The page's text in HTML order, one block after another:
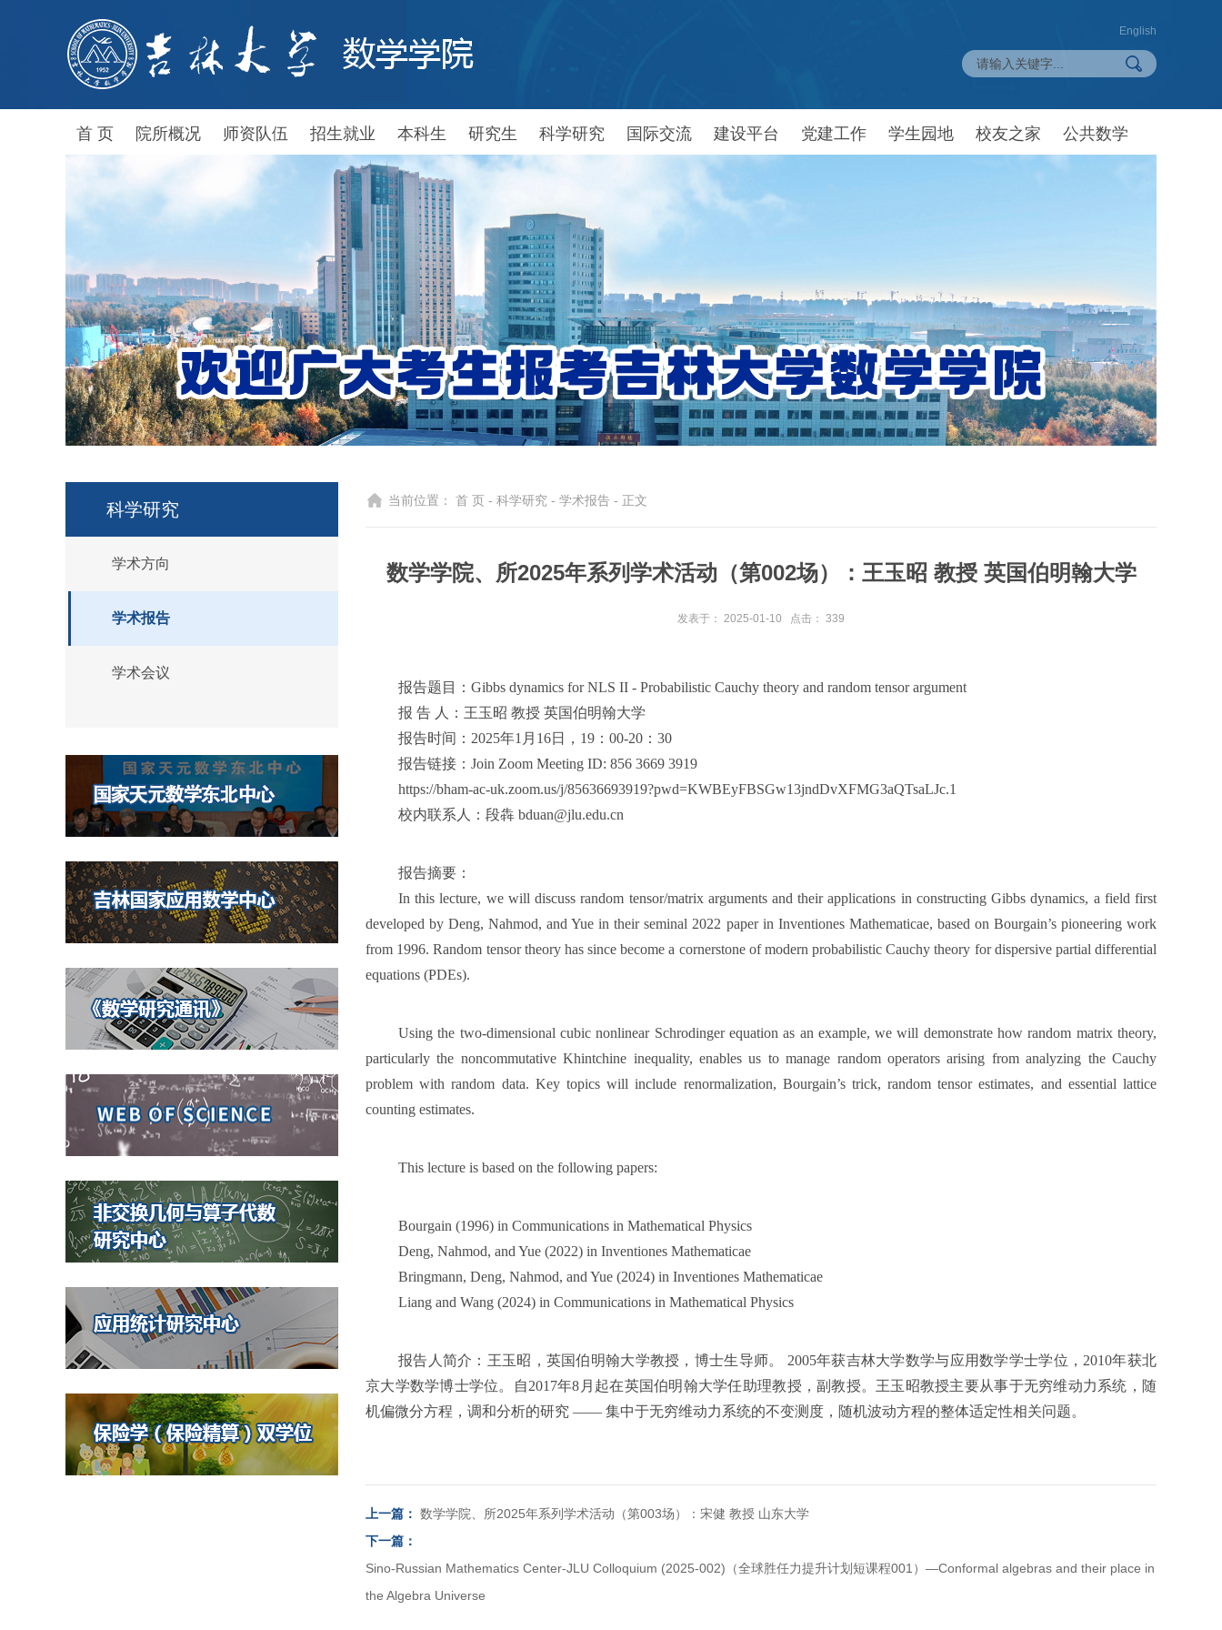
English
首 页 院所概况 师资队伍 招生就业 本科生 研究生 科学研究 国际交流 建设平台 党建工作 学生园地 校友之家 公共数学
科学研究
学术方向
学术报告
学术会议
当前位置： 首 页 - 科学研究 - 学术报告 - 正文
数学学院、所2025年系列学术活动（第002场）：王玉昭 教授 英国伯明翰大学
发表于： 2025-01-10 点击： 339
报告题目：Gibbs dynamics for NLS II - Probabilistic Cauchy theory and random tensor argument
报 告 人：王玉昭 教授 英国伯明翰大学
报告时间：2025年1月16日，19：00-20：30
报告链接：Join Zoom Meeting ID: 856 3669 3919
https://bham-ac-uk.zoom.us/j/85636693919?pwd=KWBEyFBSGw13jndDvXFMG3aQTsaLJc.1
校内联系人：段犇 bduan@jlu.edu.cn
报告摘要：
In this lecture, we will discuss random tensor/matrix arguments and their applications in constructing Gibbs dynamics, a field first
developed by Deng, Nahmod, and Yue in their seminal 2022 paper in Inventiones Mathematicae, based on Bourgain’s pioneering work
from 1996. Random tensor theory has since become a cornerstone of modern probabilistic Cauchy theory for dispersive partial differential
equations (PDEs).
Using the two-dimensional cubic nonlinear Schrodinger equation as an example, we will demonstrate how random matrix theory,
particularly the noncommutative Khintchine inequality, enables us to manage random operators arising from analyzing the Cauchy
problem with random data. Key topics will include renormalization, Bourgain’s trick, random tensor estimates, and essential lattice
counting estimates.
This lecture is based on the following papers:
Bourgain (1996) in Communications in Mathematical Physics
Deng, Nahmod, and Yue (2022) in Inventiones Mathematicae
Bringmann, Deng, Nahmod, and Yue (2024) in Inventiones Mathematicae
Liang and Wang (2024) in Communications in Mathematical Physics
报告人简介：王玉昭，英国伯明翰大学教授，博士生导师。 2005年获吉林大学数学与应用数学学士学位，2010年获北
京大学数学博士学位。自2017年8月起在英国伯明翰大学任助理教授，副教授。王玉昭教授主要从事于无穷维动力系统，随
机偏微分方程，调和分析的研究 —— 集中于无穷维动力系统的不变测度，随机波动方程的整体适定性相关问题。
上一篇： 数学学院、所2025年系列学术活动（第003场）：宋健 教授 山东大学
下一篇：
Sino-Russian Mathematics Center-JLU Colloquium (2025-002)（全球胜任力提升计划短课程001）—Conformal algebras and their place in
the Algebra Universe